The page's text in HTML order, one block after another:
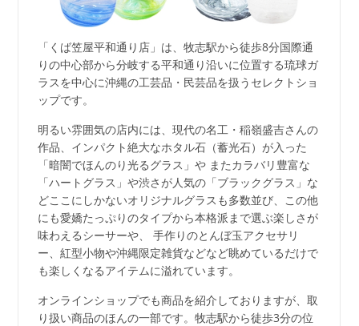
「くば笠屋平和通り店」は、牧志駅から徒歩8分国際通
りの中心部から分岐する平和通り沿いに位置する琉球ガ
ラスを中心に沖縄の工芸品・民芸品を扱うセレクトショ
ップです。
明るい雰囲気の店内には、現代の名工・稲嶺盛吉さんの
作品、インパクト絶大なホタル石（蓄光石）が入った
「暗闇でほんのり光るグラス」や またカラバリ豊富な
「ハートグラス」や渋さが人気の「ブラックグラス」な
どここにしかないオリジナルグラスも多数並び、この他
にも愛嬌たっぷりのタイプから本格派まで選ぶ楽しさが
味わえるシーサーや、 手作りのとんぼ玉アクセサリ
ー、紅型小物や沖縄限定雑貨などなど眺めているだけで
も楽しくなるアイテムに溢れています。
オンラインショップでも商品を紹介しておりますが、取
り扱い商品のほんの一部です。牧志駅から徒歩3分の位